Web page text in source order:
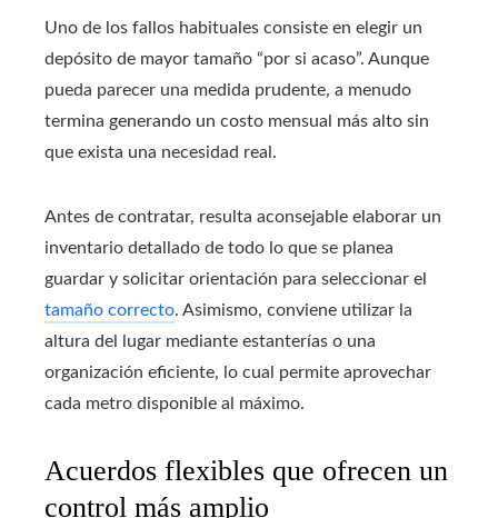
Uno de los fallos habituales consiste en elegir un
depósito de mayor tamaño “por si acaso”. Aunque
pueda parecer una medida prudente, a menudo
termina generando un costo mensual más alto sin
que exista una necesidad real.
Antes de contratar, resulta aconsejable elaborar un
inventario detallado de todo lo que se planea
guardar y solicitar orientación para seleccionar el
tamaño correcto. Asimismo, conviene utilizar la
altura del lugar mediante estanterías o una
organización eficiente, lo cual permite aprovechar
cada metro disponible al máximo.
Acuerdos flexibles que ofrecen un
control más amplio